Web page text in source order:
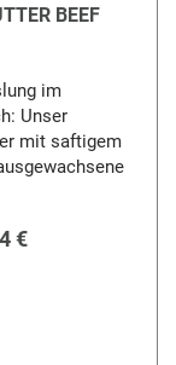
BEEF
im
Unser
mit saftigem
€